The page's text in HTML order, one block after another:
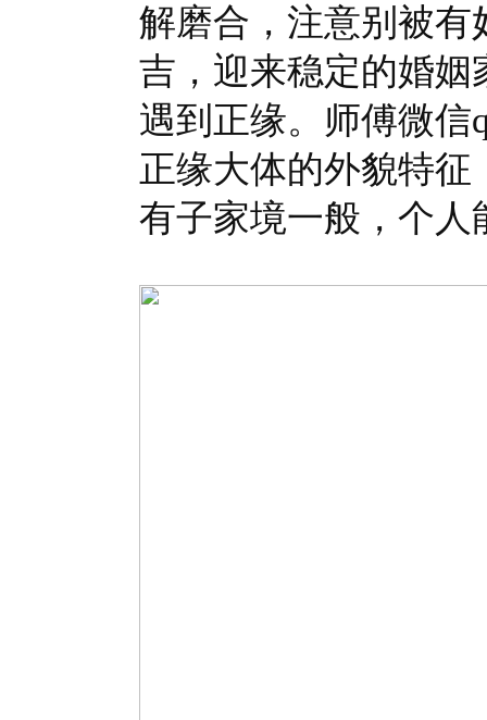
解磨合，注意别被
吉，迎来稳定的婚
遇到正缘。师傅微信
正缘大体的外貌特
有子家境一般，个人